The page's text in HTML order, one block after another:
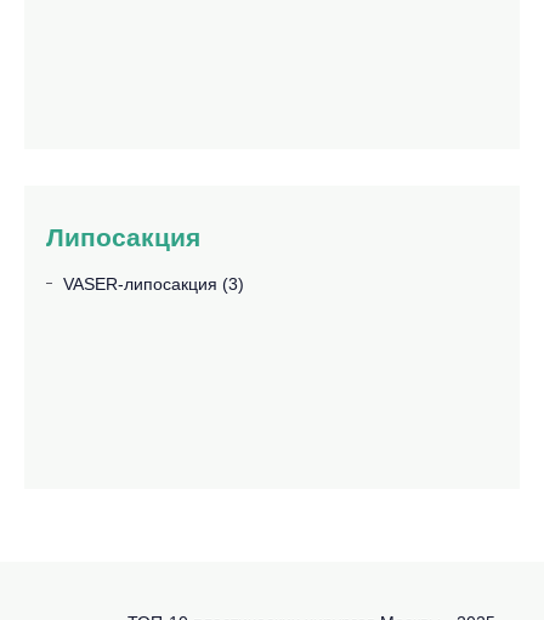
Липосакция
VASER-липосакция (3)